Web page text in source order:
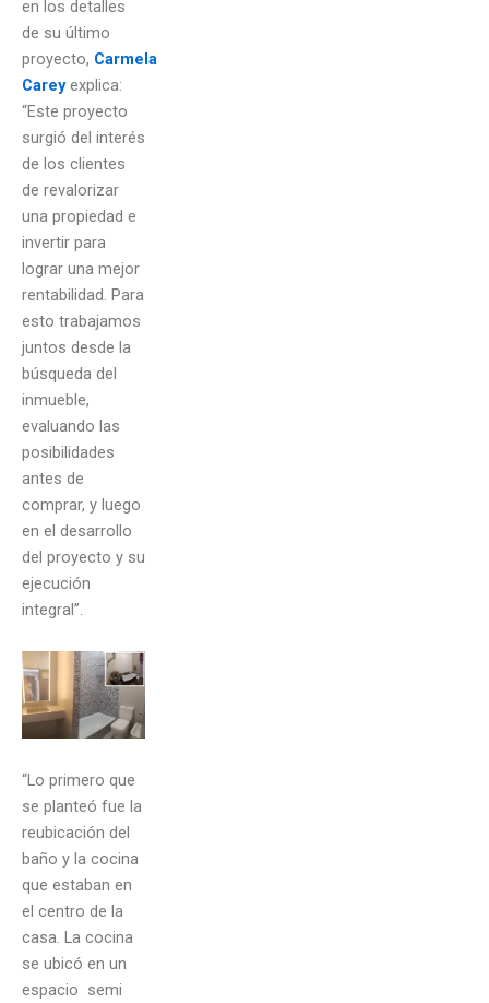
en los detalles
de su último
proyecto, Carmela
Careyexplica:
“Este proyecto
surgió del interés
de los clientes
de revalorizar
una propiedad e
invertir para
lograr una mejor
rentabilidad. Para
esto trabajamos
juntos desde la
búsqueda del
inmueble,
evaluando las
posibilidades
antes de
comprar, y luego
en el desarrollo
del proyecto y su
ejecución
integral”.
“Lo primero que
se planteó fue la
reubicación del
baño y la cocina
que estaban en
el centro de la
casa. La cocina
se ubicó en un
espacio semi